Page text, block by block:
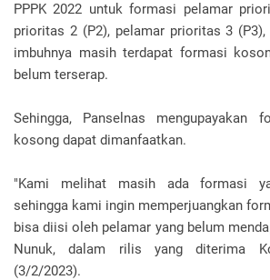
PPPK 2022 untuk formasi pelamar
prioritas 2 (P2), pelamar prioritas 3
imbuhnya masih terdapat formasi
belum terserap.
Sehingga, Panselnas mengupayakan
kosong dapat dimanfaatkan.
"Kami melihat masih ada formasi
sehingga kami ingin memperjuangkan
bisa diisi oleh pelamar yang belum
Nunuk, dalam rilis yang diterima
(3/2/2023).